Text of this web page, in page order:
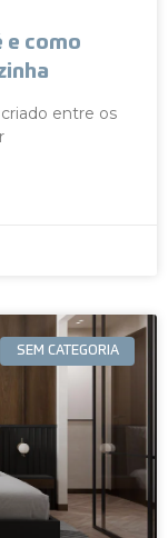
e como
entre os
SEM CATEGORIA